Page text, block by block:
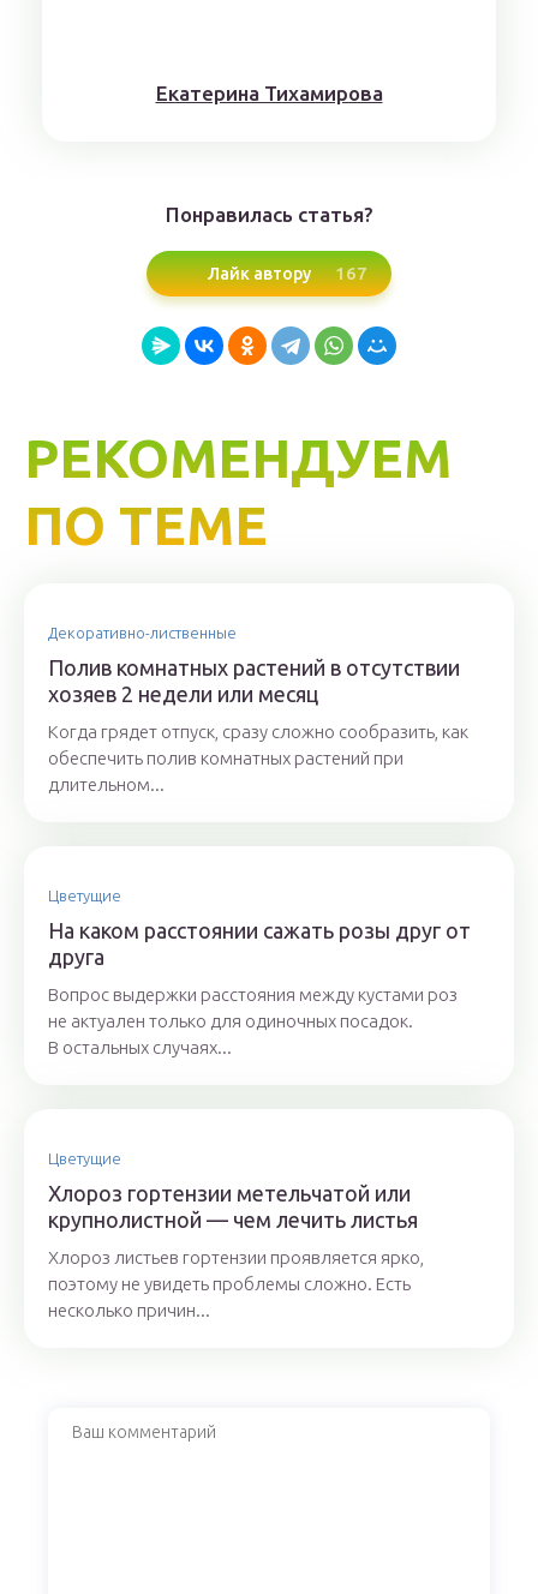
Eкaтерина Тихaмировa
Понравилась статья?
Лайк автору 167
РЕКОМЕНДУЕМ
ПО ТЕМЕ
Декоративно-лиственные
Полив комнатных растений в отсутствии
хозяев 2 недели или месяц
Когда грядет отпуск, сразу сложно сообразить, как
обеспечить полив комнатных растений при
длительном...
Цветущие
На каком расстоянии сажать розы друг от
друга
Вопрос выдержки расстояния между кустами роз
не актуален только для одиночных посадок.
В остальных случаях...
Цветущие
Хлороз гортензии метельчатой или
крупнолистной — чем лечить листья
Хлороз листьев гортензии проявляется ярко,
поэтому не увидеть проблемы сложно. Есть
несколько причин...